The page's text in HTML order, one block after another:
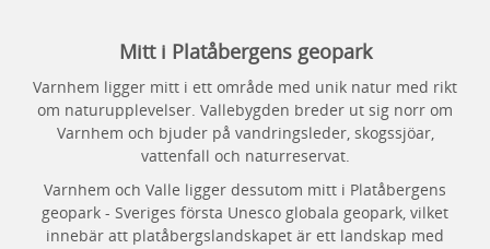
Mitt i Platåbergens geopark
Varnhem ligger mitt i ett område med unik natur med rikt
om naturupplevelser. Vallebygden breder ut sig norr om
Varnhem och bjuder på vandringsleder, skogssjöar,
vattenfall och naturreservat.
Varnhem och Valle ligger dessutom mitt i Platåbergens
geopark - Sveriges första Unesco globala geopark, vilket
innebär att platåbergslandskapet är ett landskap med